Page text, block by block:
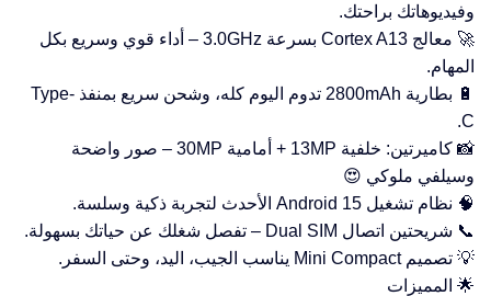
وفيديوهاتك براحتك.
🚀 معالج Cortex A13 بسرعة 3.0GHz – أداء قوي وسريع بكل
المهام.
🔋 بطارية 2800mAh تدوم اليوم كله، وشحن سريع بمنفذ Type-
C.
📸 كاميرتين: خلفية 13MP + أمامية 30MP – صور واضحة
وسيلفي ملوكي 😍
🧠 نظام تشغيل Android 15 الأحدث لتجربة ذكية وسلسة.
📞 شريحتين اتصال Dual SIM – تفصل شغلك عن حياتك بسهولة.
💡 تصميم Mini Compact يناسب الجيب، اليد، وحتى السفر.
🌟 المميزات